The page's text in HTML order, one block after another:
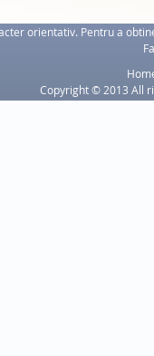
orientativ. Pentru a
Copyright © 2013 All